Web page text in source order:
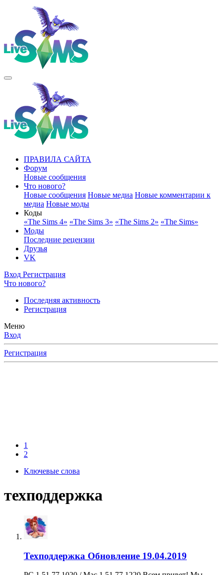
ПРАВИЛА САЙТА
Форум
Новые сообщения
Что нового?
Новые сообщения Новые медиа Новые комментарии к
медиа Новые моды
Коды
«The Sims 4» «The Sims 3» «The Sims 2» «The Sims»
Моды
Последние рецензии
Друзья
VK
Вход Регистрация
Что нового?
Последняя активность
Регистрация
Меню
Вход
Регистрация
1
2
Ключевые слова
техподдержка
Техподдержка Обновление 19.04.2019